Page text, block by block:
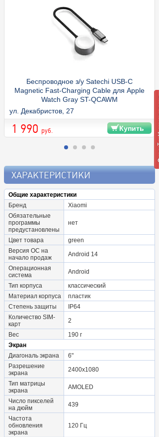
Беспроводное з/у Satechi USB-C
Magnetic Fast-Charging Cable для Apple
Watch Gray ST-QCAWM
ул. Декабристов, 27
1 990 руб. Купить
ХАРАКТЕРИСТИКИ
Общие характеристики
Бренд
Xiaomi
Обязательные
программы
предустановлены
нет
Цвет товара
green
Версия ОС на
начало продаж
Android 14
Операционная
система
Android
Тип корпуса
классический
Материал корпуса
пластик
Степень защиты
IP64
Количество SIM-
карт
2
Вес
190 г
Экран
Диагональ экрана
6"
Разрешение
экрана
2400x1080
Тип матрицы
экрана
AMOLED
Число пикселей
на дюйм
439
Частота
обновления
экрана
120 Гц